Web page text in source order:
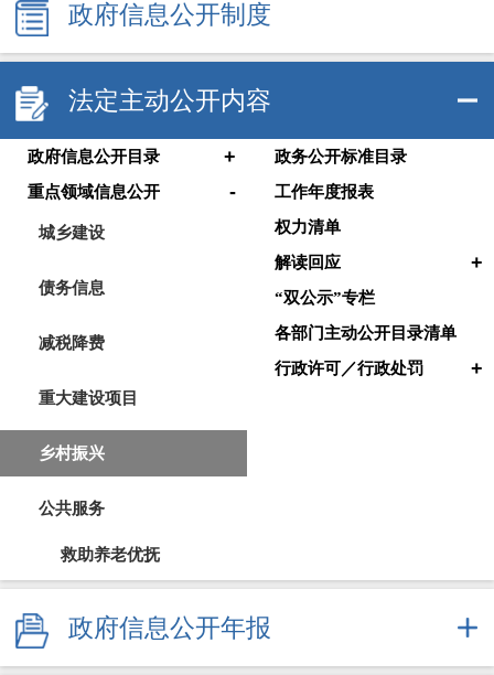
政府信息公开制度
法定主动公开内容
政府信息公开目录 +
政务公开标准目录
重点领域信息公开
-
城乡建设
债务信息
减税降费
重大建设项目
乡村振兴
公共服务
救助养老优抚
医疗卫生（疫情防控）
工作年度报表
权力清单
解读回应
+
“双公示”专栏
各部门主动公开目录清单
行政许可／行政处罚
+
政府信息公开年报